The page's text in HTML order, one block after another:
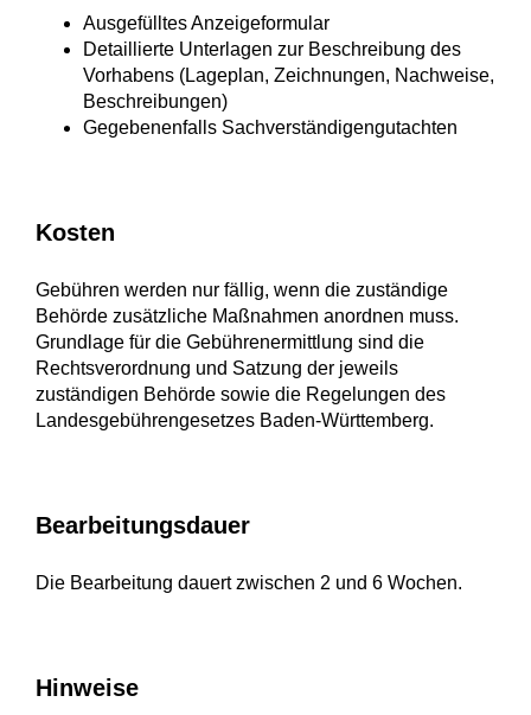
Ausgefülltes Anzeigeformular
Detaillierte Unterlagen zur Beschreibung des
Vorhabens (Lageplan, Zeichnungen, Nachweise,
Beschreibungen)
Gegebenenfalls Sachverständigengutachten
Kosten
Gebühren werden nur fällig, wenn die zuständige
Behörde zusätzliche Maßnahmen anordnen muss.
Grundlage für die Gebührenermittlung sind die
Rechtsverordnung und Satzung der jeweils
zuständigen Behörde sowie die Regelungen des
Landesgebührengesetzes Baden-Württemberg.
Bearbeitungsdauer
Die Bearbeitung dauert zwischen 2 und 6 Wochen.
Hinweise